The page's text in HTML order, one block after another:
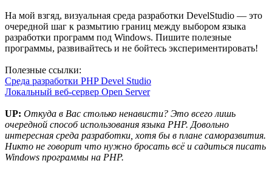
На мой взгяд, визуальная среда разработки DevelStudio — это
очередной шаг к размытию границ между выбором языка
разработки программ под Windows. Пишите полезные
программы, развивайтесь и не бойтесь экспериментировать!
Полезные ссылки:
Среда разработки PHP Devel Studio
Локальный веб-сервер Open Server
UP: Откуда в Вас столько ненависти? Это всего лишь
очередной способ использования языка PHP. Довольно
интересная среда разработки, хотя бы в плане саморазвития.
Никто не говорит что нужно бросать всё и садиться писать
Windows программы на PHP.